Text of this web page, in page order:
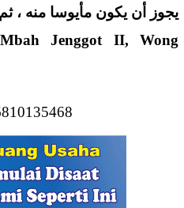
يجوز أن يكون مأيوسا منه ،
Jenggot II, Wong